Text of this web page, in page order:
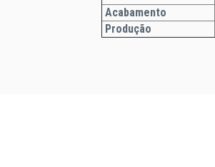
Acabamento
Produção